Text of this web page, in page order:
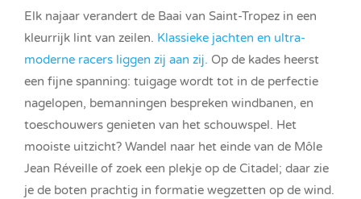
Elk najaar verandert de Baai van Saint-Tropez in een
kleurrijk lint van zeilen. Klassieke jachten en ultra-
moderne racers liggen zij aan zij. Op de kades heerst
een fijne spanning: tuigage wordt tot in de perfectie
nagelopen, bemanningen bespreken windbanen, en
toeschouwers genieten van het schouwspel. Het
mooiste uitzicht? Wandel naar het einde van de Môle
Jean Réveille of zoek een plekje op de Citadel; daar zie
je de boten prachtig in formatie wegzetten op de wind.